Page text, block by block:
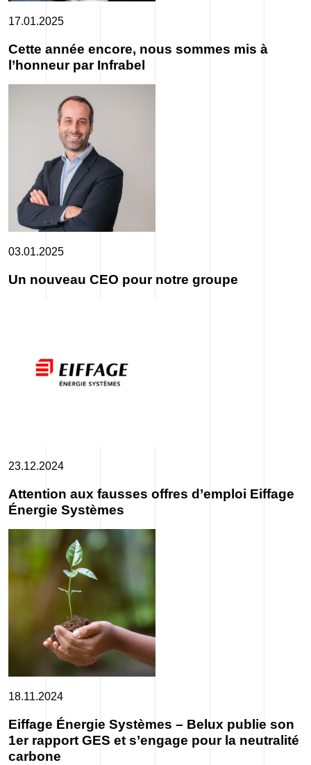
17.01.2025
Cette année encore, nous sommes mis à
l’honneur par Infrabel
03.01.2025
Un nouveau CEO pour notre groupe
23.12.2024
Attention aux fausses offres d’emploi Eiffage
Énergie Systèmes
18.11.2024
Eiffage Énergie Systèmes – Belux publie son
1er rapport GES et s’engage pour la neutralité
carbone